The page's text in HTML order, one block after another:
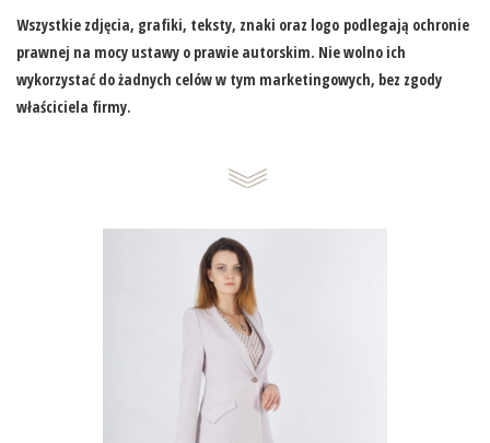
Wszystkie zdjęcia, grafiki, teksty, znaki oraz logo podlegają ochronie
prawnej na mocy ustawy o prawie autorskim. Nie wolno ich
wykorzystać do żadnych celów w tym marketingowych, bez zgody
właściciela firmy.